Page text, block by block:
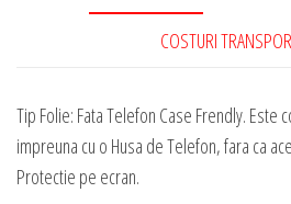
COSTURI
Tip Folie: Fata Telefon Case Frendly. Este
impreuna cu o Husa de Telefon, fara ca
Protectie pe ecran.